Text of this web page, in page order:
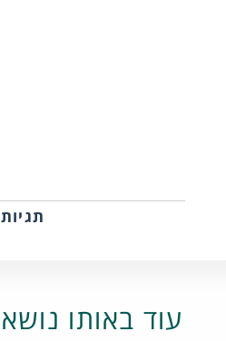
תגיות
עוד באותו נושא